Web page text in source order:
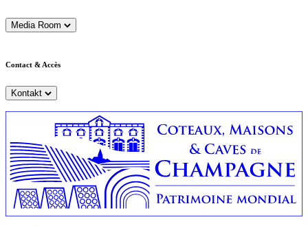
Media Room
Contact & Accès
Kontakt